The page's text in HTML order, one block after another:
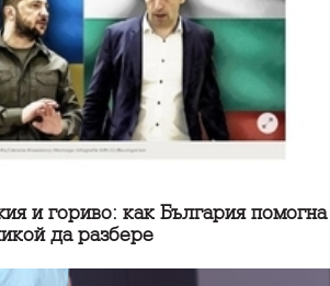
и гориво: как България помогна
да разбере